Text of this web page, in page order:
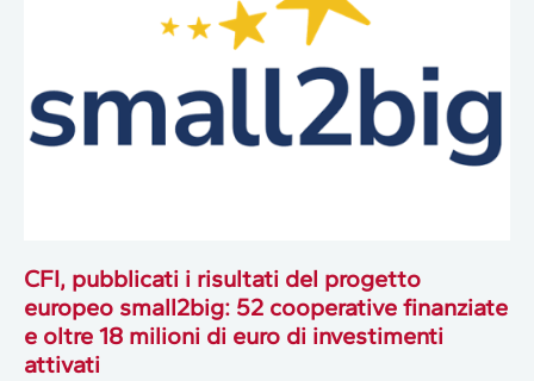
CFI, pubblicati i risultati del progetto
europeo small2big: 52 cooperative finanziate
e oltre 18 milioni di euro di investimenti
attivati